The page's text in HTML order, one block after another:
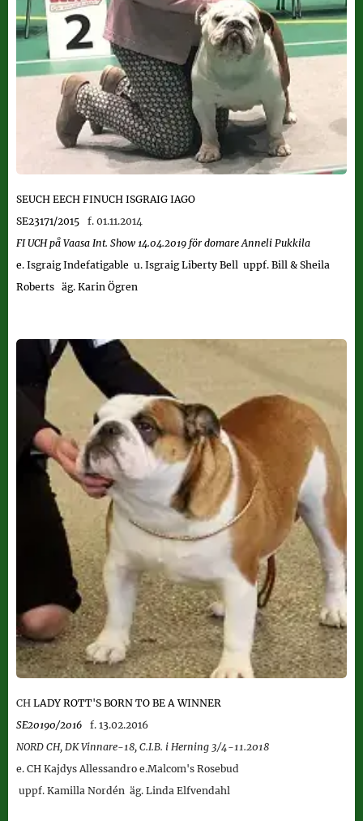
SEUCH EECH FINUCH ISGRAIG IAGO
SE23171/2015
f. 01.11.2014
FI UCH på Vaasa Int. Show 14.04.2019 för domare Anneli Pukkila
e. Isgraig Indefatigable u. Isgraig Liberty Bell uppf. Bill & Sheila
Roberts äg. Karin Ögren
CH LADY ROTT'S BORN TO BE A WINNER
SE20190/2016
f. 13.02.2016
NORD CH, DK Vinnare-18, C.I.B. i Herning 3/4-11.2018
e. CH Kajdys Allessandro e.Malcom's Rosebud
uppf. Kamilla Nordén äg. Linda Elfvendahl